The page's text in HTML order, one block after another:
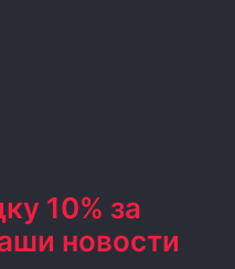
10% за
новости